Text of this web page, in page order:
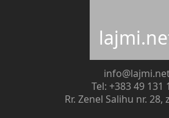
Tel: +383 49 131
Rr. Zenel Salihu nr. 28,